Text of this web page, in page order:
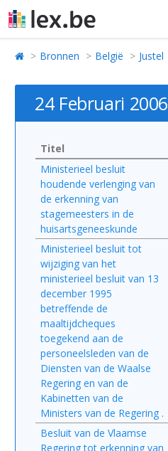
Bronnen België Justel
24 Februari 2006
Titel
Ministerieel besluit
houdende verlenging van
de erkenning van
stagemeesters in de
huisartsgeneeskunde
Ministerieel besluit tot
wijziging van het
ministerieel besluit van 13
december 1995
betreffende de
maaltijdcheques
toegekend aan de
personeelsleden van de
Diensten van de Waalse
Regering en van de
Kabinetten van de
Ministers van de Regering .
Besluit van de Vlaamse
Regering tot erkenning van